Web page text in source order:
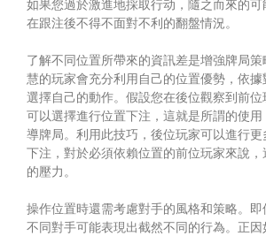
如果您過於激進地採取行动，隨之而來的
在跟注後不得不面對不利的翻盤情況。
了解不同位置所帶來的資訊差是增強牌局
慧的玩家會充分利用自己的位置優勢，依
選擇自己的動作。假設您在後位觀察到前
可以選擇進行位置下注，這就是所謂的使
導牌局。利用此技巧，後位玩家可以進行
下注，對於必須依賴位置的前位玩家來說
的壓力。
操作位置時還需考慮對手的風格和策略。即
不同對手可能表現出截然不同的行為。正